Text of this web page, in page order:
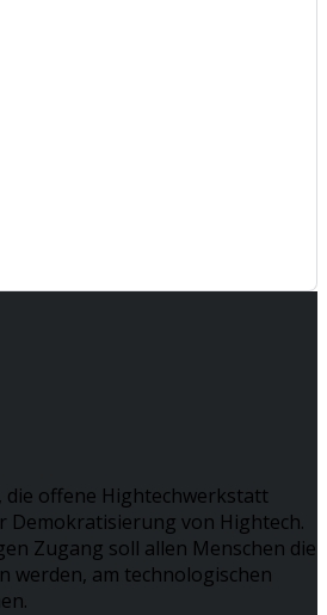
die offene Hightechwerkstatt
Demokratisierung von Hightech.
Zugang soll allen Menschen die
werden, am technologischen